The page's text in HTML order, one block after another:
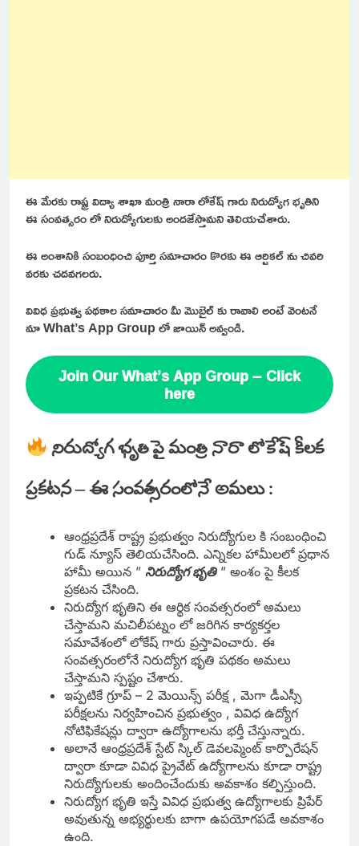
ఈ మేరకు రాష్ట్ర విద్యా శాఖా మంత్రి నారా లోకేష్ గారు నిరుద్యోగ భృతిని
ఈ సంవత్సరం లో నిరుద్యోగులకు అందజేస్తామని తెలియచేశారు.
ఈ అంశానికి సంబంధించి పూర్తి సమాచారం కొరకు ఈ ఆర్టికల్ ను చివరి
వరకు చదవగలరు.
వివిధ ప్రభుత్వ పథకాల సమాచారం మీ మొబైల్ కు రావాలి అంటే వెంటనే
మా What’s App Group లో జాయిన్ అవ్వండి.
Join Our What’s App Group – Click
here
నిరుద్యోగ భృతి పై మంత్రి నారా లోకేష్ కీలక
ప్రకటన – ఈ సంవత్సరంలోనే అమలు :
ఆంధ్రప్రదేశ్ రాష్ట్ర ప్రభుత్వం నిరుద్యోగుల కి సంబంధించి
గుడ్ న్యూస్ తెలియచేసింది. ఎన్నికల హామీలలో ప్రధాన
హామీ అయిన ” నిరుద్యోగ భృతి” అంశం పై కీలక
ప్రకటన చేసింది.
నిరుద్యోగ భృతిని ఈ ఆర్థిక సంవత్సరంలో అమలు
చేస్తామని మచిలీపట్నం లో జరిగిన కార్యకర్తల
సమావేశంలో లోకేష్ గారు ప్రస్తావించారు. ఈ
సంవత్సరంలోనే నిరుద్యోగ భృతి పథకం అమలు
చేస్తామని స్పష్టం చేశారు.
ఇప్పటికే గ్రూప్ – 2 మెయిన్స్ పరీక్ష , మెగా డీఎస్సీ
పరీక్షలను నిర్వహించిన ప్రభుత్వం , వివిధ ఉద్యోగ
నోటిఫికేషన్లు ద్వారా ఉద్యోగాలను భర్తీ చేస్తున్నారు.
అలానే ఆంధ్రప్రదేశ్ స్టేట్ స్కిల్ డెవలప్మెంట్ కార్పొరేషన్
ద్వారా కూడా వివిధ ప్రైవేట్ ఉద్యోగాలను కూడా రాష్ట్ర
నిరుద్యోగులకు అందించేందుకు అవకాశం కల్పిస్తుంది.
నిరుద్యోగ భృతి ఇస్తే వివిధ ప్రభుత్వ ఉద్యోగాలకు ప్రిపేర్
అవుతున్న అభ్యర్థులకు బాగా ఉపయోగపడే అవకాశం
ఉంది.